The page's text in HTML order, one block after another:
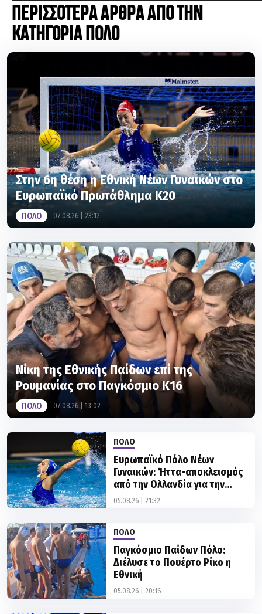
ΠΕΡΙΣΣΟΤΕΡΑ ΑΡΘΡΑ ΑΠΟ ΤΗΝ
ΚΑΤΗΓΟΡΙΑ ΠΟΛΟ
Στην 6η θέση η Εθνική Νέων Γυναικών στο
Ευρωπαϊκό Πρωτάθλημα Κ20
ΠΟΛΟ 07.08.26 | 23:12
Νίκη της Εθνικής Παίδων επί της
Ρουμανίας στο Παγκόσμιο Κ16
ΠΟΛΟ 07.08.26 | 13:02
ΠΟΛΟ
Ευρωπαϊκό Πόλο Νέων
Γυναικών: Ήττα-αποκλεισμός
από την Ολλανδία για την
Εθνική
05.08.26 | 21:32
ΠΟΛΟ
Παγκόσμιο Παίδων Πόλο:
Διέλυσε το Πουέρτο Ρίκο η
Εθνική
05.08.26 | 20:16